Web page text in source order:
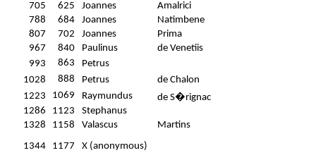
705
625 Joannes
Amalrici
788
684 Joannes
Natimbene
807
702 Joannes
Prima
967
840 Paulinus
de Venetiis
993
863
Petrus
1028
888 Petrus
de Chalon
1223
1069 Raymundus
de S�rignac
1286
1123
Stephanus
1328
1158 Valascus
Martins
1344
1177
X (anonymous)